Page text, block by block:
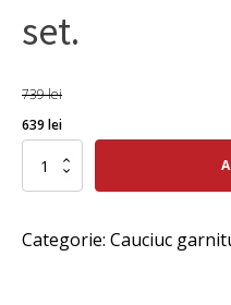
set.
739lei
Prețul
inițial
a
739 lei.
639 leiPrețul
curent
este:
Cantitate
Garnitură
beton,
Categorie: Cauciuc